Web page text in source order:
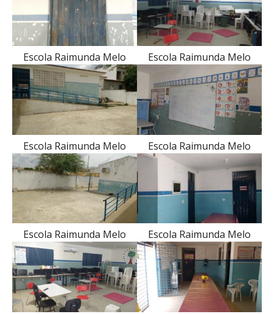
Escola Raimunda Melo Escola Raimunda Melo
Escola Raimunda Melo Escola Raimunda Melo
Escola Raimunda Melo Escola Raimunda Melo